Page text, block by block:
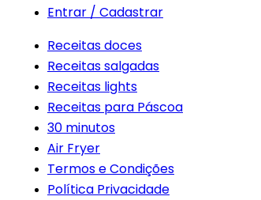
Entrar / Cadastrar
Receitas doces
Receitas salgadas
Receitas lights
Receitas para Páscoa
30 minutos
Air Fryer
Termos e Condições
Política Privacidade